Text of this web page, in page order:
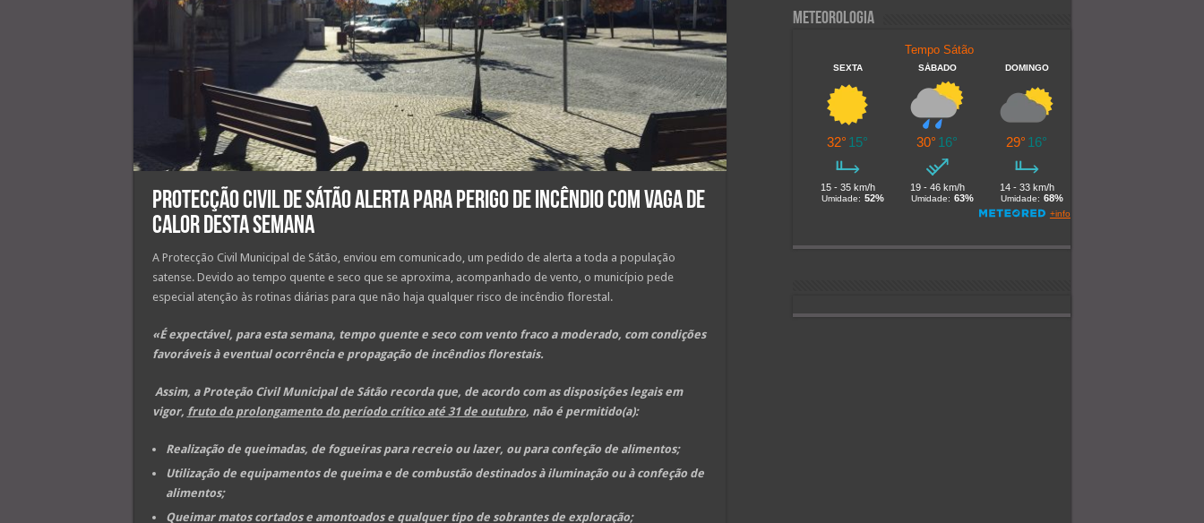
Protecção Civil de Sátão alerta para perigo de incêndio com vaga de
calor desta semana
A Protecção Civil Municipal de Sátão, enviou em comunicado, um pedido de alerta a toda a população
satense. Devido ao tempo quente e seco que se aproxima, acompanhado de vento, o município pede
especial atenção às rotinas diárias para que não haja qualquer risco de incêndio florestal.
«É expectável, para esta semana, tempo quente e seco com vento fraco a moderado, com condições
favoráveis à eventual ocorrência e propagação de incêndios florestais.
Assim, a Proteção Civil Municipal de Sátão recorda que, de acordo com as disposições legais em
vigor, fruto do prolongamento do período crítico até 31 de outubro, não é permitido(a):
Realização de queimadas, de fogueiras para recreio ou lazer, ou para confeção de alimentos;
Utilização de equipamentos de queima e de combustão destinados à iluminação ou à confeção de
alimentos;
Queimar matos cortados e amontoados e qualquer tipo de sobrantes de exploração;
Meteorologia